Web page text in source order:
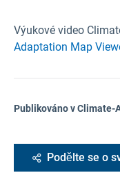
Výukové video
Adaptation Map
Publikováno v Climate-
Podělte se o